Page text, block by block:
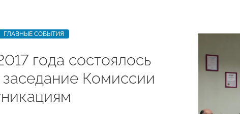
ГЛАВНЫЕ СОБЫТИЯ
года состоялось
заседание Комиссии